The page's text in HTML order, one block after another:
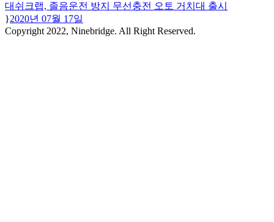
대쉬크랩, 졸음운전 방지 무선충전 오토 거치대 출시
2020년 07월 17일
Copyright 2022, Ninebridge. All Right Reserved.